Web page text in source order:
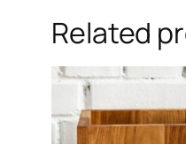
Related